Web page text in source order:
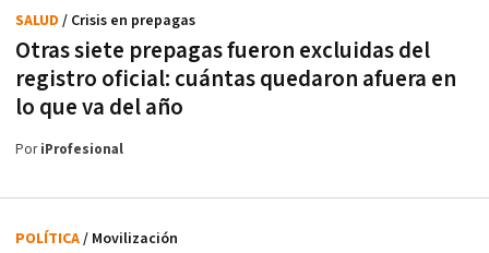
Otras siete prepagas fueron excluidas del
registro oficial: cuántas quedaron afuera en
lo que va del año
SALUD / Crisis en prepagas
PoriProfesional
POLÍTICA/ Movilización